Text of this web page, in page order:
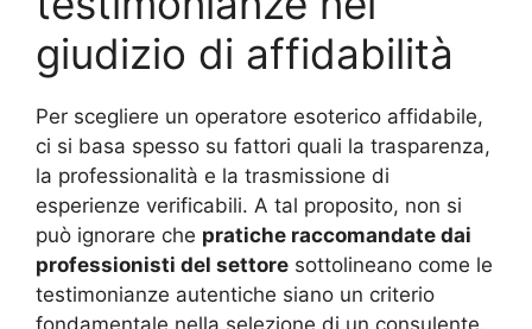
giudizio di affidabilità
Per scegliere un operatore esoterico affidabile,
ci si basa spesso su fattori quali la trasparenza,
la professionalità e la trasmissione di
esperienze verificabili. A tal proposito, non si
può ignorare che pratiche raccomandate dai
professionisti del settore sottolineano come le
testimonianze autentiche siano un criterio
fondamentale nella selezione di un consulente.